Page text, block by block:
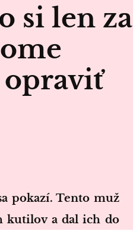
si len za
opraviť
kutilov a dal ich do